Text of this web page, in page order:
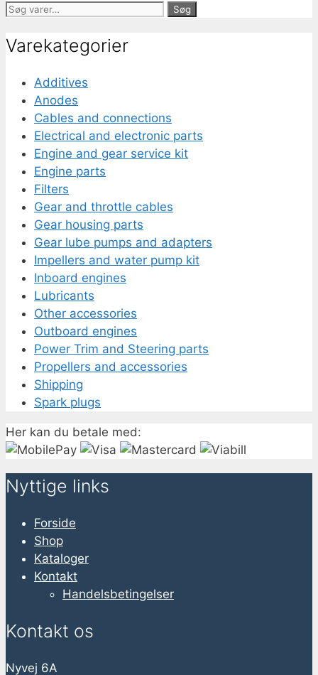
Søg
Søg
Varekategorier
Additives
Anodes
Cables and connections
Electrical and electronic parts
Engine and gear service kit
Engine parts
Filters
Gear and throttle cables
Gear housing parts
Gear lube pumps and adapters
Impellers and water pump kit
Inboard engines
Lubricants
Other accessories
Outboard engines
Power Trim and Steering parts
Propellers and accessories
Shipping
Spark plugs
Her kan du betale med:
Nyttige links
Forside
Shop
Kataloger
Kontakt
Handelsbetingelser
Kontakt os
Nyvej 6A